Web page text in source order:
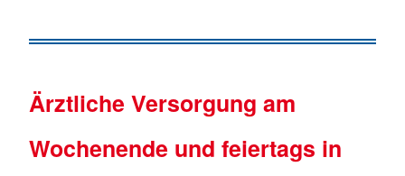
Ärztliche Versorgung am
Wochenende und feiertags in